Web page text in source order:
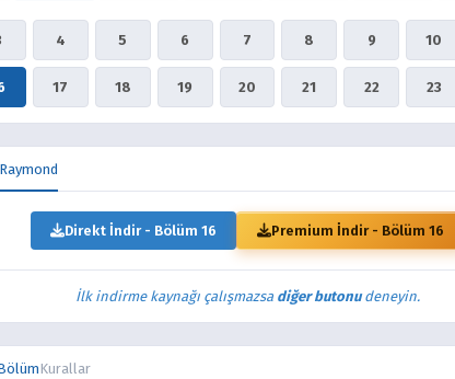
4 5 6 7 8 9 10
17 18 19 20 21 22 23
Direkt İndir - Bölüm 16 Premium İndir - Bölüm 16
İlk indirme kaynağı çalışmazsa diğer butonudeneyin.
Kurallar